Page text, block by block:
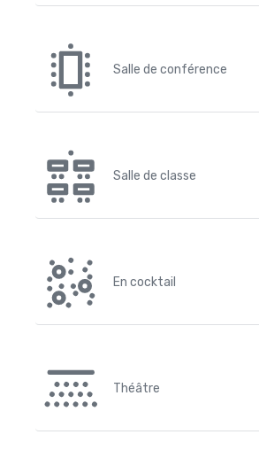
Salle de conférence
Salle de classe
En cocktail
Théâtre